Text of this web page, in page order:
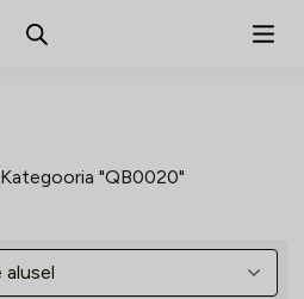
Kategooria "QB0020"